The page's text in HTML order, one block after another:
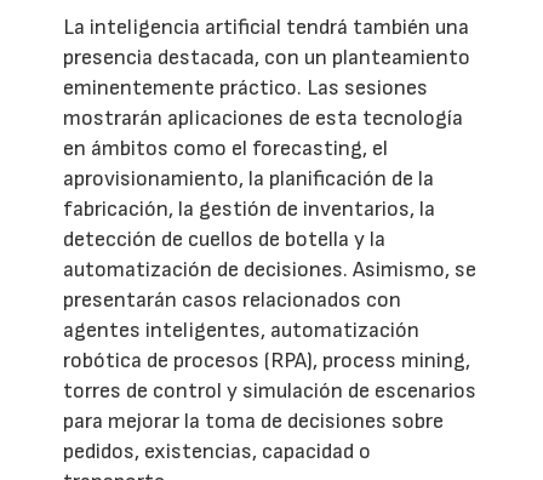
La inteligencia artificial tendrá también una
presencia destacada, con un planteamiento
eminentemente práctico. Las sesiones
mostrarán aplicaciones de esta tecnología
en ámbitos como el forecasting, el
aprovisionamiento, la planificación de la
fabricación, la gestión de inventarios, la
detección de cuellos de botella y la
automatización de decisiones. Asimismo, se
presentarán casos relacionados con
agentes inteligentes, automatización
robótica de procesos (RPA), process mining,
torres de control y simulación de escenarios
para mejorar la toma de decisiones sobre
pedidos, existencias, capacidad o